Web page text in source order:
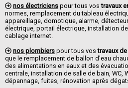
nos électricienspour tous vostravaux
normes, remplacement du tableau
appareillage, domotique, alarme,
électrique, portail électrique, installation
cablage internet.
nos plombierspour tous vostravaux
que le remplacement de ballon d'eau
des alimentations en eaux et des
centrale, installation de salle de bain, WC,
dépannage, fuites, rénovation après